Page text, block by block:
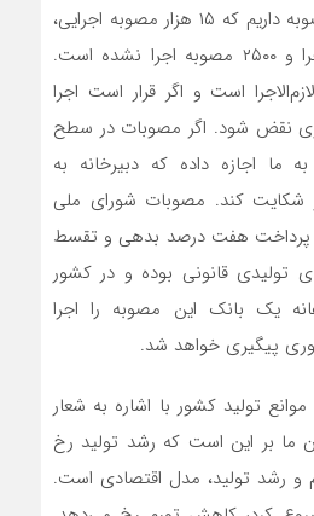
ملی بیش از ۲۲ هزار مصوبه داریم که ۱۵ هزار مصوبه اجرایی،
۴۶۰۰ مصوبه در حال اجرا و ۲۵۰۰ مصوبه اجرا نشده است.
است و اگر قرار است اجرا
نقض شود. اگر مصوبات در سطح
ما اجازه داده که دبیرخانه به
شکایت کند. مصوبات شورای ملی
پرداخت هفت درصد بدهی و تقسط
تولیدی قانونی بوده و در کشور
یک بانک این مصوبه را اجرا
پیگیری خواهد شد.
تولید کشور با اشاره به شعار
ما بر این است که رشد تولید رخ
رشد تولید، مدل اقتصادی است.